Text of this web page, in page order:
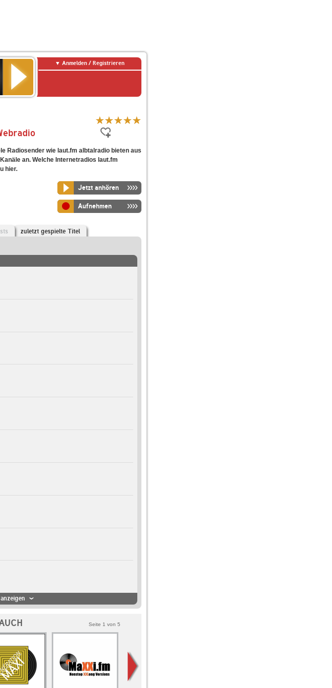
Anmelden / Registrieren
Radiosender wie laut.fm albtalradio bieten aus
an. Welche Internetradios laut.fm
hier.
Jetzt anhören
Aufnehmen
zuletzt gespielte Titel
Seite 1 von 5